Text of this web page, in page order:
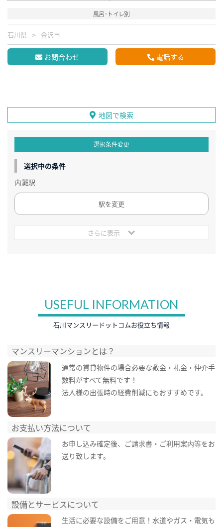
風呂･トイレ別
石川県 金沢市
お問合わせ 電話する
地図で検索
選択条件変更
選択中の条件
内灘駅
駅を変更
さらに表示
USEFUL INFORMATION
石川マンスリードットコムお役立ち情報
マンスリーマンションとは？
通常の賃貸物件の場合必要な敷金・礼金・仲介手
数料がすべて無料です！
法人様の出張時の経費削減にもおすすめです。
お支払い方法について
お申し込み確定後、ご請求書・ご利用案内等をお
送り致します。
設備とサービスについて
生活に必要な設備をご用意！水道やガス・電気も